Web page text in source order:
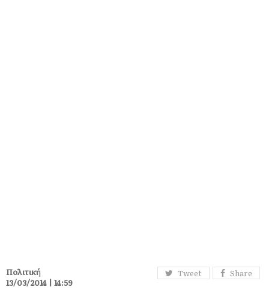
Tweet Share
Πολιτική
13/03/2014 | 14:59